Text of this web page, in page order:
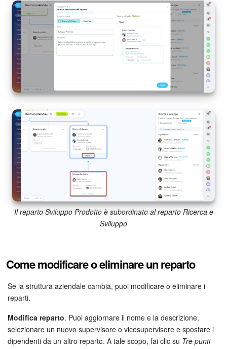
Il reparto Sviluppo Prodotto è subordinato al reparto Ricerca e
Sviluppo
Come modificare o eliminare un reparto
Se la struttura aziendale cambia, puoi modificare o eliminare i
reparti.
Modifica reparto. Puoi aggiornare il nome e la descrizione,
selezionare un nuovo supervisore o vicesupervisore e spostare i
dipendenti da un altro reparto. A tale scopo, fai clic su Tre punti